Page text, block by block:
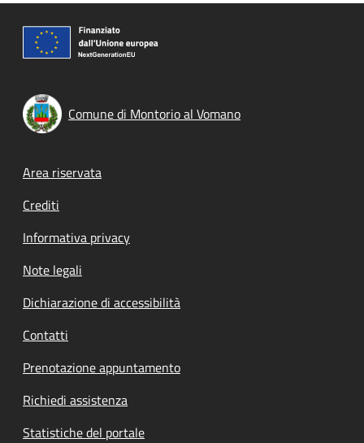
Comune di Montorio al Vomano
Footer menu
Area riservata
Crediti
Informativa privacy
Note legali
Dichiarazione di accessibilità
Contatti
Prenotazione appuntamento
Richiedi assistenza
Statistiche del portale